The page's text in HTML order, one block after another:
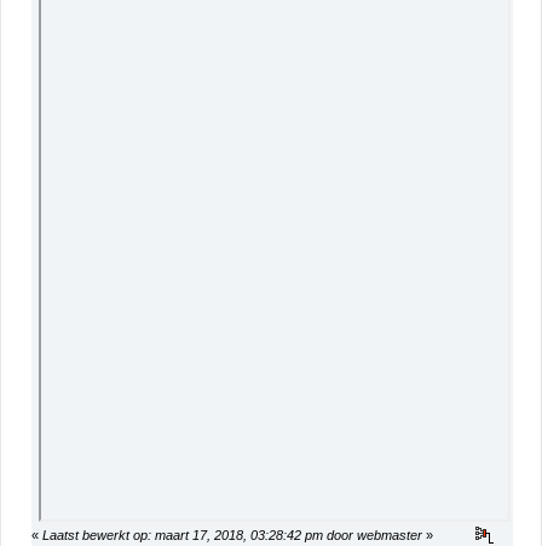
« Laatst bewerkt op: maart 17, 2018, 03:28:42 pm door webmaster »